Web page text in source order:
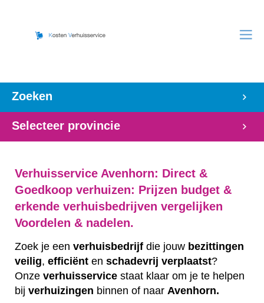
Zoeken
Selecteer provincie
Verhuisservice Avenhorn: Direct &
Goedkoop verhuizen: Prijzen budget &
erkende verhuisbedrijven vergelijken
Voordelen & nadelen.
Zoek je een verhuisbedrijf die jouw bezittingen
veilig, efficiënt en schadevrij verplaatst?
Onze verhuisservice staat klaar om je te helpen
bij verhuizingen binnen of naar Avenhorn.